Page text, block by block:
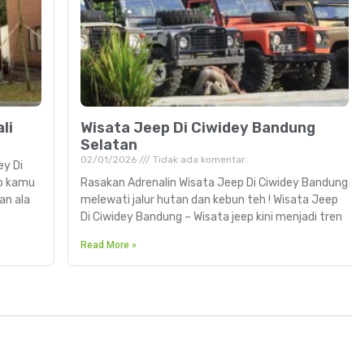
Di
kamu
ala
Wisata Jeep Di Ciwidey Bandung
Selatan
02/01/2026 Tidak ada komentar
Rasakan Adrenalin Wisata Jeep Di Ciwidey Bandung
melewati jalur hutan dan kebun teh ! Wisata Jeep
Di Ciwidey Bandung – Wisata jeep kini menjadi tren
Read More »